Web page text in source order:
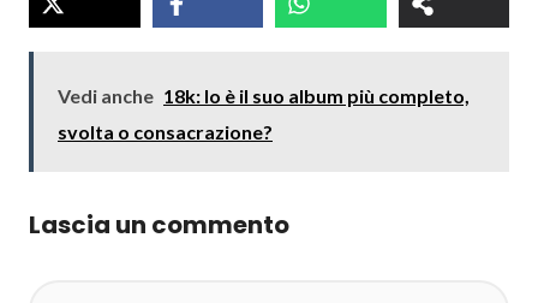
Vedi anche 18k: Io è il suo album più completo,
svolta o consacrazione?
Lascia un commento